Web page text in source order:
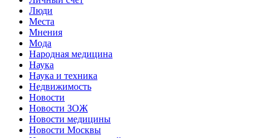
Люди
Места
Мнения
Мода
Народная медицина
Наука
Наука и техника
Недвижимость
Новости
Новости ЗОЖ
Новости медицины
Новости Москвы